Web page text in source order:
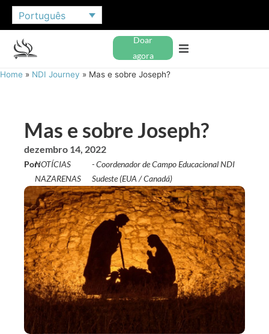
Português
Doar
agora
Home » NDI Journey » Mas e sobre Joseph?
Mas e sobre Joseph?
dezembro 14, 2022
Por:NOTÍCIAS
NAZARENAS
- Coordenador de Campo Educacional NDI
Sudeste (EUA / Canadá)